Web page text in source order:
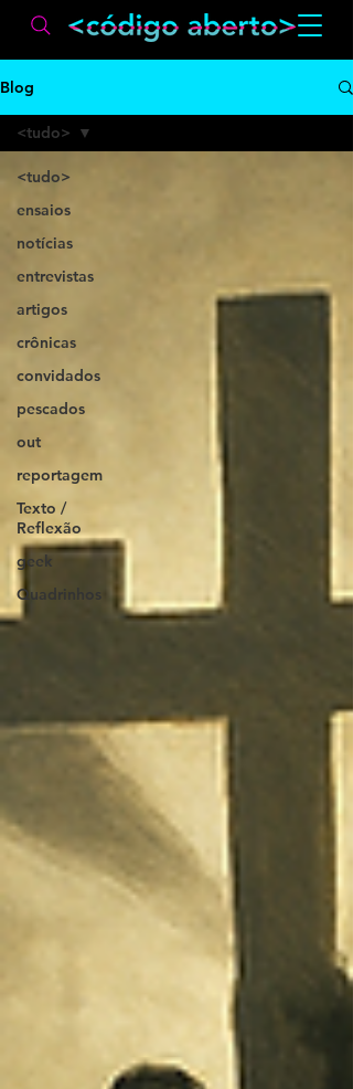
Blog
<tudo>
ensaios
notícias
entrevistas
artigos
crônicas
convidados
pescados
out
reportagem
Texto /
Reflexão
geek
Quadrinhos
<tudo>